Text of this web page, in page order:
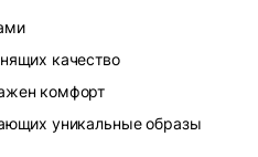
качество
комфорт
уникальные образы